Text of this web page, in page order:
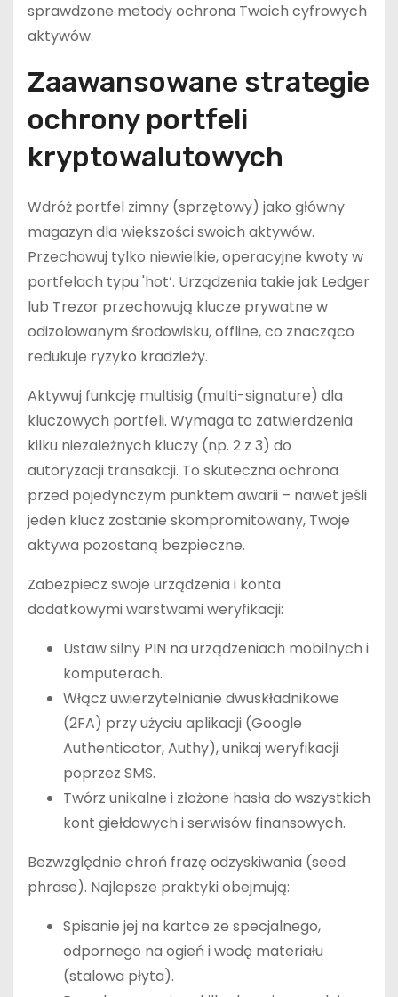
sprawdzone metody ochrona Twoich cyfrowych
aktywów.
Zaawansowane strategie
ochrony portfeli
kryptowalutowych
Wdróż portfel zimny (sprzętowy) jako główny
magazyn dla większości swoich aktywów.
Przechowuj tylko niewielkie, operacyjne kwoty w
portfelach typu 'hot’. Urządzenia takie jak Ledger
lub Trezor przechowują klucze prywatne w
odizolowanym środowisku, offline, co znacząco
redukuje ryzyko kradzieży.
Aktywuj funkcję multisig (multi-signature) dla
kluczowych portfeli. Wymaga to zatwierdzenia
kilku niezależnych kluczy (np. 2 z 3) do
autoryzacji transakcji. To skuteczna ochrona
przed pojedynczym punktem awarii – nawet jeśli
jeden klucz zostanie skompromitowany, Twoje
aktywa pozostaną bezpieczne.
Zabezpiecz swoje urządzenia i konta
dodatkowymi warstwami weryfikacji:
Ustaw silny PIN na urządzeniach mobilnych i
komputerach.
Włącz uwierzytelnianie dwuskładnikowe
(2FA) przy użyciu aplikacji (Google
Authenticator, Authy), unikaj weryfikacji
poprzez SMS.
Twórz unikalne i złożone hasła do wszystkich
kont giełdowych i serwisów finansowych.
Bezwzględnie chroń frazę odzyskiwania (seed
phrase). Najlepsze praktyki obejmują:
Spisanie jej na kartce ze specjalnego,
odpornego na ogień i wodę materiału
(stalowa płyta).